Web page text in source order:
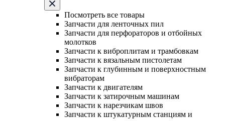
Посмотреть все товары
Запчасти для ленточных пил
Запчасти для перфораторов и отбойных
молотков
Запчасти к виброплитам и трамбовкам
Запчасти к вязальным пистолетам
Запчасти к глубинным и поверхностным
вибраторам
Запчасти к двигателям
Запчасти к затирочным машинам
Запчасти к нарезчикам швов
Запчасти к штукатурным станциям и